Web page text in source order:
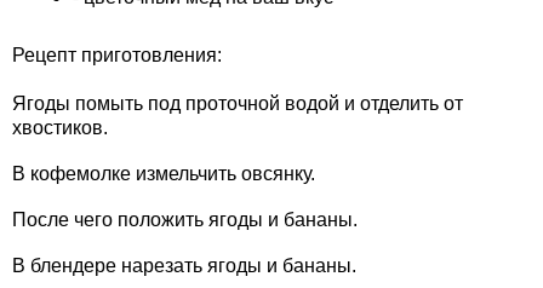
Рецепт приготовления:
Ягоды помыть под проточной водой и отделить от
хвостиков.
В кофемолке измельчить овсянку.
После чего положить ягоды и бананы.
В блендере нарезать ягоды и бананы.